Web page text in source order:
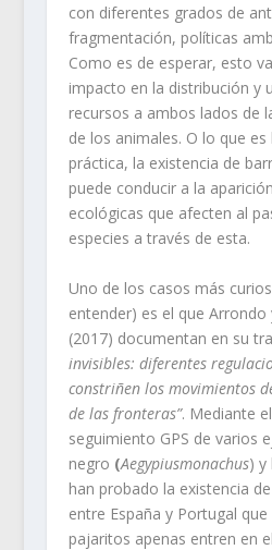
con diferentes grados de
fragmentación, políticas
Como es de esperar, esto
impacto en la distribución y
recursos a ambos lados de
de los animales. O lo que
práctica, la existencia de
puede conducir a la
ecológicas que afecten al
especies a través de esta.
Uno de los casos más
entender) es el que
(2017) documentan en su
invisibles: diferentes
constriñen los movimientos
de las fronteras”. Mediante
seguimiento GPS de varios
negro (Aegypiusmonachus) y
han probado la existencia
entre España y Portugal
pajaritos apenas entren en